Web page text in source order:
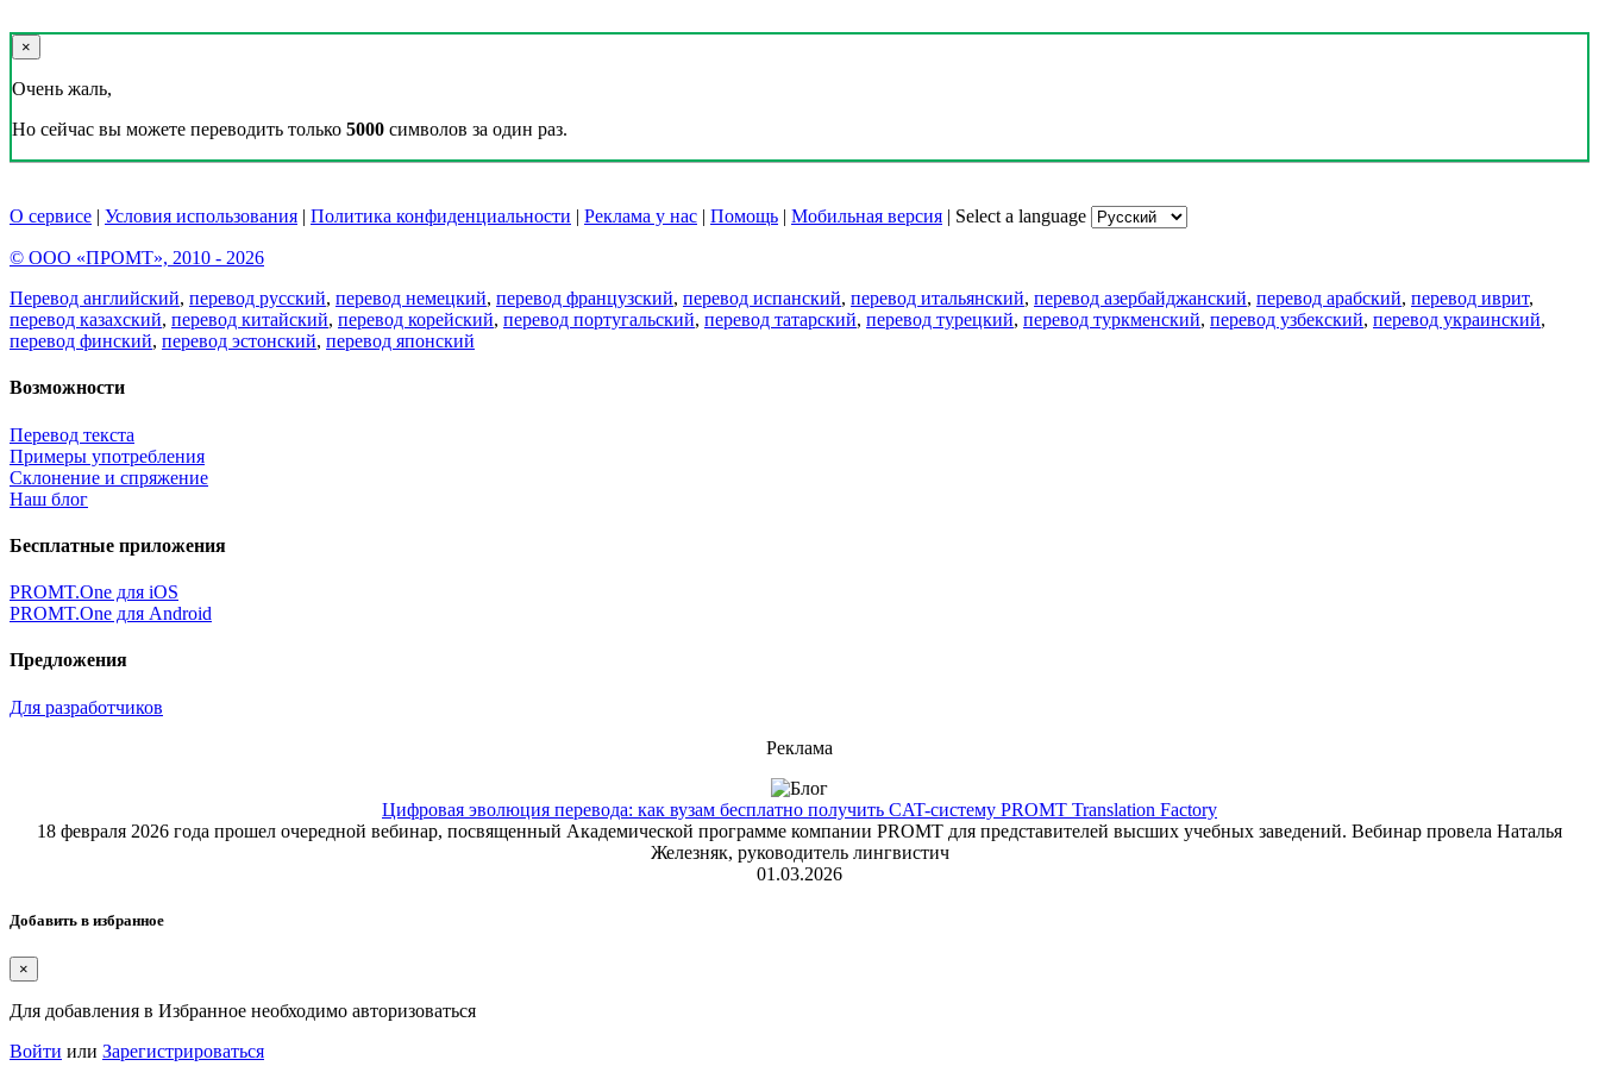
×
Очень жаль,
Но сейчас вы можете переводить только 5000 символов за один раз.
О сервисе | Условия использования | Политика конфиденциальности | Реклама у нас | Помощь | Мобильная версия | Select a language
© ООО «ПРОМТ», 2010 - 2026
Перевод английский, перевод русский, перевод немецкий, перевод французский, перевод испанский, перевод итальянский, перевод азербайджанский, перевод арабский, перевод иврит,
перевод казахский, перевод китайский, перевод корейский, перевод португальский, перевод татарский, перевод турецкий, перевод туркменский, перевод узбекский, перевод украинский,
перевод финский, перевод эстонский, перевод японский
Возможности
Перевод текста
Примеры употребления
Склонение и спряжение
Наш блог
Бесплатные приложения
PROMT.One для iOS
PROMT.One для Android
Предложения
Для разработчиков
Реклама
Цифровая эволюция перевода: как вузам бесплатно получить CAT-систему PROMT Translation Factory
18 февраля 2026 года прошел очередной вебинар, посвященный Академической программе компании PROMT для представителей высших учебных заведений. Вебинар провела Наталья
Железняк, руководитель лингвистич
01.03.2026
Добавить в избранное
×
Для добавления в Избранное необходимо авторизоваться
Войти или Зарегистрироваться